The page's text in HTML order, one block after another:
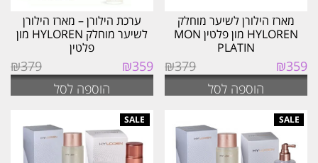
מארז הילורן לשיער מוחלק
HYLOREN מון פלטין MON
PLATIN
₪379
המחיר
המקורי
₪359
הנוכחי
הוא:הוספה לסל
ערכת הילורן – מארז הילורן
לשיער מוחלק HYLOREN מון
פלטין
₪379
המחיר
המקורי
₪359
הנוכחי
הוא:הוספה לסל